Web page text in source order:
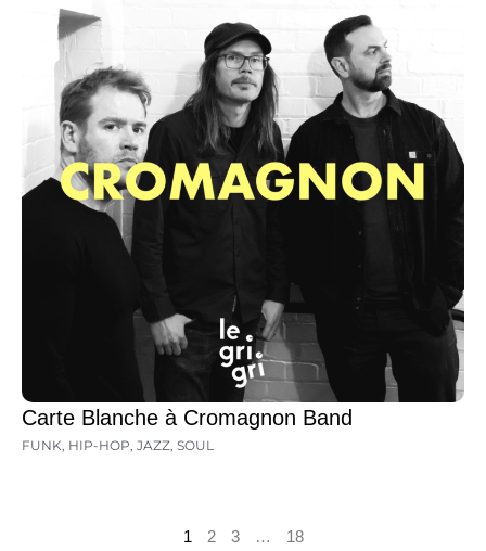
Carte Blanche à Cromagnon Band
FUNK, HIP-HOP, JAZZ, SOUL
1 2 3 … 18